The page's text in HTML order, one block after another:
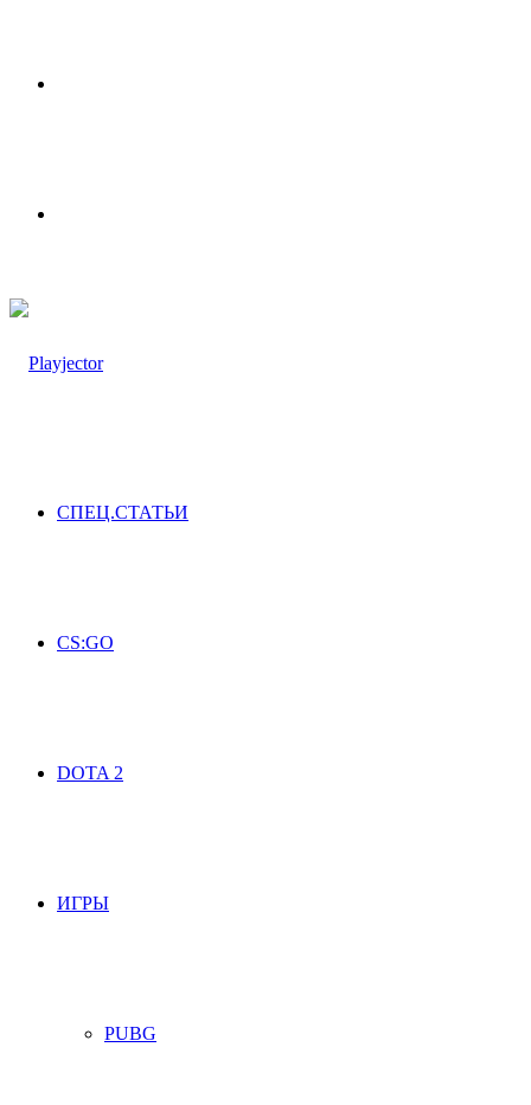
СПЕЦ.СТАТЬИ
CS:GO
DOTA 2
ИГРЫ
PUBG